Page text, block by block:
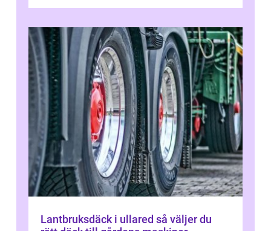
Lantbruksdäck i ullared så väljer du